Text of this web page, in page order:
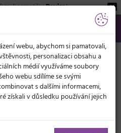
kosmetikuBeviro!
Kč
a obočí Barvy na řasy a obočí
webu, abychom si pamatovali,
personalizaci obsahu a
médií využíváme soubory
webu sdílíme se svými
s dalšími informacemi,
získali v důsledku používání jejich